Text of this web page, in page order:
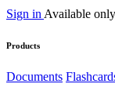
Sign in Available
Products
Documents